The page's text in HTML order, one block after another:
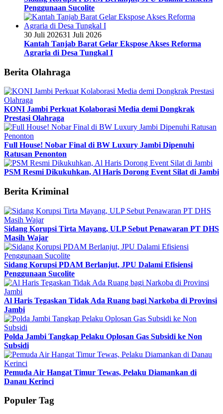
Penggunaan Sucolite
30 Juli 202631 Juli 2026
Kantah Tanjab Barat Gelar Ekspose Akses Reforma
Agraria di Desa Tungkal I
Berita Olahraga
KONI Jambi Perkuat Kolaborasi Media demi Dongkrak
Prestasi Olahraga
Full House! Nobar Final di BW Luxury Jambi Dipenuhi
Ratusan Penonton
PSM Resmi Dikukuhkan, Al Haris Dorong Event Silat di Jambi
Berita Kriminal
Sidang Korupsi Tirta Mayang, ULP Sebut Penawaran PT DHS
Masih Wajar
Sidang Korupsi PDAM Berlanjut, JPU Dalami Efisiensi
Penggunaan Sucolite
Al Haris Tegaskan Tidak Ada Ruang bagi Narkoba di Provinsi
Jambi
Polda Jambi Tangkap Pelaku Oplosan Gas Subsidi ke Non
Subsidi
Pemuda Air Hangat Timur Tewas, Pelaku Diamankan di
Danau Kerinci
Populer Tag